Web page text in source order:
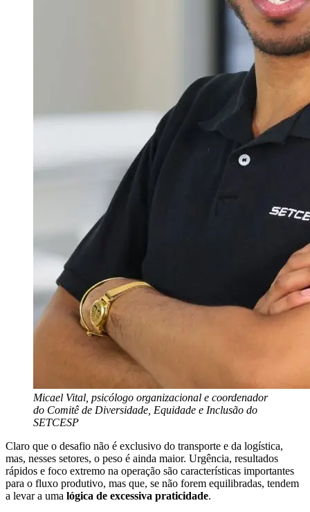
Micael Vital, psicólogo organizacional e coordenador
do Comitê de Diversidade, Equidade e Inclusão do
SETCESP
Claro que o desafio não é exclusivo do transporte e da logística,
mas, nesses setores, o peso é ainda maior. Urgência, resultados
rápidos e foco extremo na operação são características importantes
para o fluxo produtivo, mas que, se não forem equilibradas, tendem
a levar a uma lógica de excessiva praticidade.